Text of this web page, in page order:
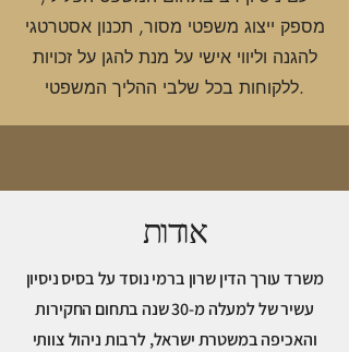
מספק ייצוג משפטי מסור, תכנון אסטרטגי
להגנה וליווי אישי על מנת להגן על זכויות
ללקוחות בכל שלבי ההליך המשפטי.
אודות
משרד עורך הדין שרון ברמי נוסד על בסיס ניסיון
עשיר של למעלה מ-30 שנה בתחום החקירות
והאכיפה במשטרת ישראל, לרבות ניהול צוותי